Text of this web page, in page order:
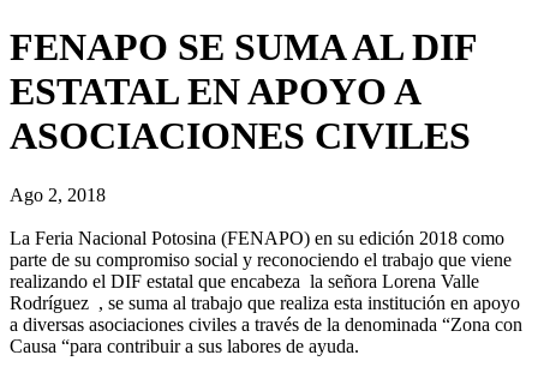
FENAPO SE SUMA AL DIF
ESTATAL EN APOYO A
ASOCIACIONES CIVILES
Ago 2, 2018
La Feria Nacional Potosina (FENAPO) en su edición 2018 como
parte de su compromiso social y reconociendo el trabajo que viene
realizando el DIF estatal que encabeza la señora Lorena Valle
Rodríguez , se suma al trabajo que realiza esta institución en apoyo
a diversas asociaciones civiles a través de la denominada “Zona con
Causa “para contribuir a sus labores de ayuda.